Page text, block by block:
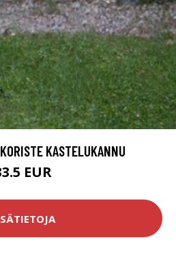
KASTELUKANNU
EUR